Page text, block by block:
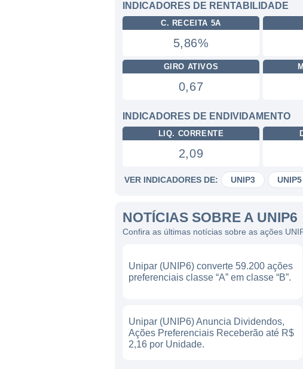
INDICADORES DE RENTABILIDADE
C. RECEITA 5A
5,86%
GIRO ATIVOS
0,67
INDICADORES DE ENDIVIDAMENTO
LIQ. CORRENTE
2,09
VER INDICADORES DE: UNIP3 UNIP5
NOTÍCIAS SOBRE A UNIP6
Confira as últimas notícias sobre as ações
Unipar (UNIP6) converte 59.200 ações
preferenciais classe “A” em classe “B”.
Unipar (UNIP6) Anuncia Dividendos,
Ações Preferenciais Receberão até R$
2,16 por Unidade.